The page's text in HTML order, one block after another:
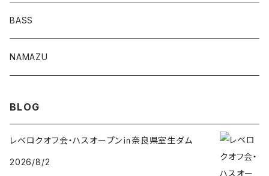
Luckyワームシリーズ
ディープスワイパー
FishLABO
BASS
NAMAZU
BLOG
レベロクオフ会・ハスオープン㏌奈良県室生ダム
2026/8/2